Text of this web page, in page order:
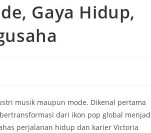
Gaya Hidup,
musik maupun mode. Dikenal pertama
dari ikon pop global
perjalanan hidup dan karier Victoria